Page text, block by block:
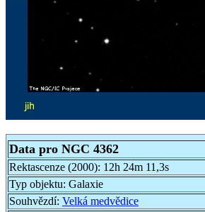
Data pro NGC 4362
Rektascenze (2000): 12h 24m 11,3s
Typ objektu: Galaxie
Souhvězdí: Velká medvědice